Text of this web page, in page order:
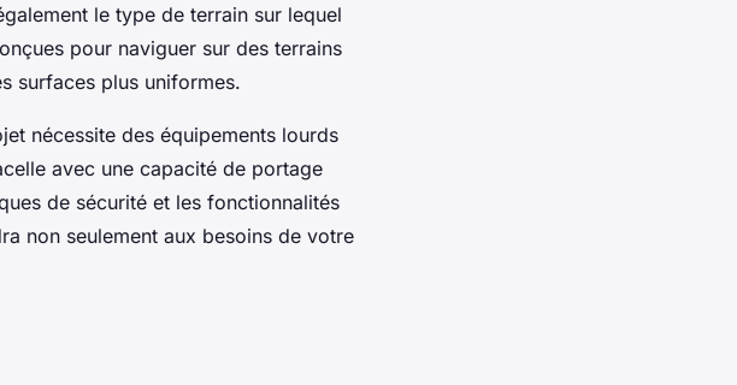
le type de terrain sur lequel
pour naviguer sur des terrains
surfaces plus uniformes.
nécessite des équipements lourds
avec une capacité de portage
de sécurité et les fonctionnalités
non seulement aux besoins de votre